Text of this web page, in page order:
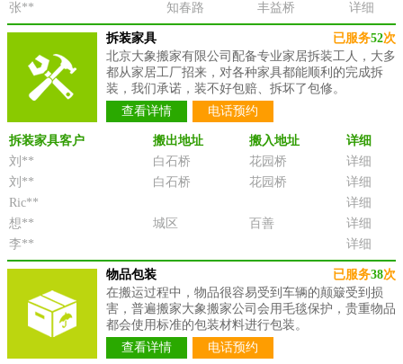
张**
知春路 丰益桥 详细
已服务52次
拆装家具
北京大象搬家有限公司配备专业家居拆装工人，大多
都从家居工厂招来，对各种家具都能顺利的完成拆
装，我们承诺，装不好包赔、拆坏了包修。
查看详情
电话预约
拆装家具客户 搬出地址 搬入地址
详细
刘**
白石桥 花园桥
详细
刘**
白石桥 花园桥
详细
Ric**
详细
想**
城区 百善
详细
李**
详细
已服务38次
物品包装
在搬运过程中，物品很容易受到车辆的颠簸受到损
害，普遍搬家大象搬家公司会用毛毯保护，贵重物品
都会使用标准的包装材料进行包装。
查看详情
电话预约